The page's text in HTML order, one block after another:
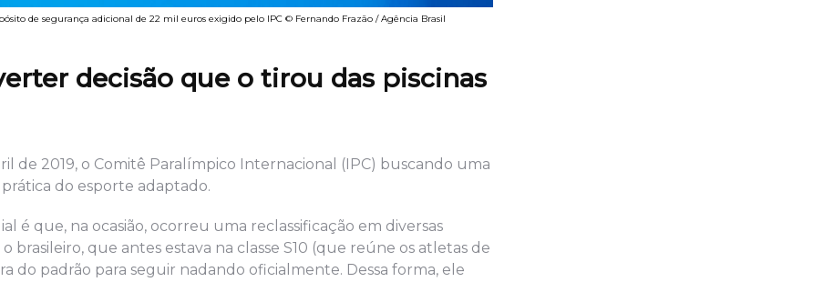
de segurança adicional de 22 mil euros exigido pelo IPC © Fernando Frazão / Agência Brasil
decisão que o tirou das piscinas
de 2019, o Comitê Paralímpico Internacional (IPC) buscando uma
do esporte adaptado.
que, na ocasião, ocorreu uma reclassificação em diversas
brasileiro, que antes estava na classe S10 (que reúne os atletas de
do padrão para seguir nadando oficialmente. Dessa forma, ele